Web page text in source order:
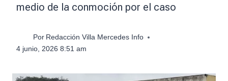
medio de la conmoción por el caso
Por Redacción Villa Mercedes Info
4 junio, 2026 8:51 am